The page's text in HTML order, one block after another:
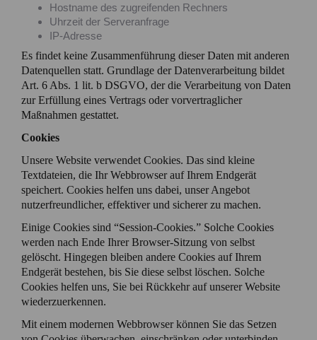
Hostname des zugreifenden Rechners
Uhrzeit der Serveranfrage
IP-Adresse
Es findet keine Zusammenführung dieser Daten mit anderen
Datenquellen statt. Grundlage der Datenverarbeitung bildet
Art. 6 Abs. 1 lit. b DSGVO, der die Verarbeitung von Daten
zur Erfüllung eines Vertrags oder vorvertraglicher
Maßnahmen gestattet.
Cookies
Unsere Website verwendet Cookies. Das sind kleine
Textdateien, die Ihr Webbrowser auf Ihrem Endgerät
speichert. Cookies helfen uns dabei, unser Angebot
nutzerfreundlicher, effektiver und sicherer zu machen.
Einige Cookies sind “Session-Cookies.” Solche Cookies
werden nach Ende Ihrer Browser-Sitzung von selbst
gelöscht. Hingegen bleiben andere Cookies auf Ihrem
Endgerät bestehen, bis Sie diese selbst löschen. Solche
Cookies helfen uns, Sie bei Rückkehr auf unserer Website
wiederzuerkennen.
Mit einem modernen Webbrowser können Sie das Setzen